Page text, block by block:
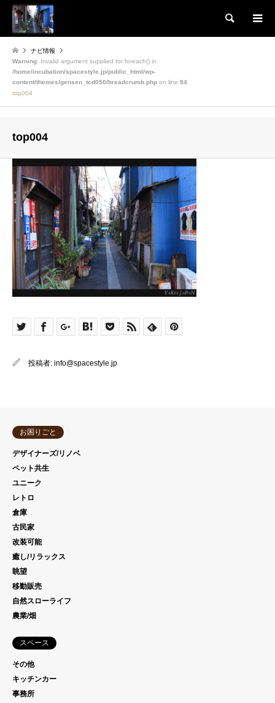
検索
ナビ情報
Warning: Invalid argument supplied for foreach() in
/home/incubation/spacestyle.jp/public_html/wp-
content/themes/gensen_tcd050/breadcrumb.php on line 94
top004
top004
投稿者: info@spacestyle.jp
お困りごと
デザイナーズ/リノベ
ペット共生
ユニーク
レトロ
倉庫
古民家
改装可能
癒し/リラックス
眺望
移動販売
自然スローライフ
農業/畑
スペース
その他
キッチンカー
事務所